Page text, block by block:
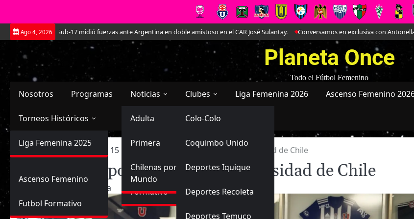
Saltar
al
contenido
Ago 4, 2026
17 midió fuerzas ante Argentina en doble amistoso en el CAR José Sulantay. Conversamos en exclusiva con Antonella Martínez: La joya
Planeta Once
Todo el Fútbol Femenino
Nosotros Programas Noticias
Selección Chilena
Adulta
Sub-20
Sub-17
Futbol Nacional
Primera
Ascenso
Formativo
Futbol Internacional
Chilenas por el
Mundo
Clubes
Primera
Colo-Colo
Coquimbo Unido
Deportes Iquique
Deportes Recoleta
Deportes Temuco
Ascenso
Liga Femenina 2026 Ascenso Femenino
Torneos Históricos
Primera División
Femenina
Liga Femenina 2025
Ascenso Femenino
Futbol Formativo
Inicio 15 Natalia Campos renueva en Universidad de Chile
Natalia Campos renueva en Universidad de Chile
Planeta